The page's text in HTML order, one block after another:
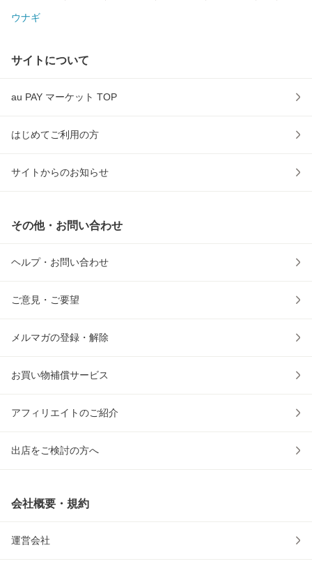
ウナギ
サイトについて
au PAY マーケット TOP
はじめてご利用の方
サイトからのお知らせ
その他・お問い合わせ
ヘルプ・お問い合わせ
ご意見・ご要望
メルマガの登録・解除
お買い物補償サービス
アフィリエイトのご紹介
出店をご検討の方へ
会社概要・規約
運営会社